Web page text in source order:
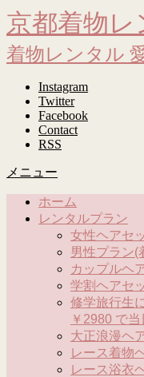
京都着物レ
着物レンタル
Instagram
Twitter
Facebook
Contact
RSS
メニュー
ホーム
レンタルプラン
女性ヘアセ
男性プラン(
カップルヘ
学割ヘアセ
修学旅行生
￥2980 で
大正浪漫ヘ
レース着物
レース浴衣